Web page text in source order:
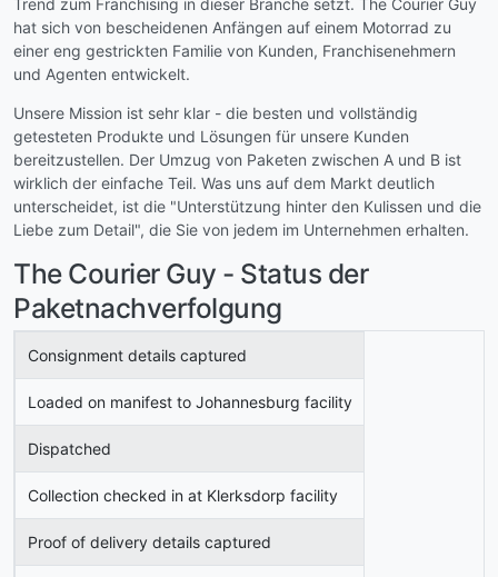
Trend zum Franchising in dieser Branche setzt. The Courier Guy
hat sich von bescheidenen Anfängen auf einem Motorrad zu
einer eng gestrickten Familie von Kunden, Franchisenehmern
und Agenten entwickelt.
Unsere Mission ist sehr klar - die besten und vollständig
getesteten Produkte und Lösungen für unsere Kunden
bereitzustellen. Der Umzug von Paketen zwischen A und B ist
wirklich der einfache Teil. Was uns auf dem Markt deutlich
unterscheidet, ist die "Unterstützung hinter den Kulissen und die
Liebe zum Detail", die Sie von jedem im Unternehmen erhalten.
The Courier Guy - Status der
Paketnachverfolgung
Consignment details captured
Loaded on manifest to Johannesburg facility
Dispatched
Collection checked in at Klerksdorp facility
Proof of delivery details captured